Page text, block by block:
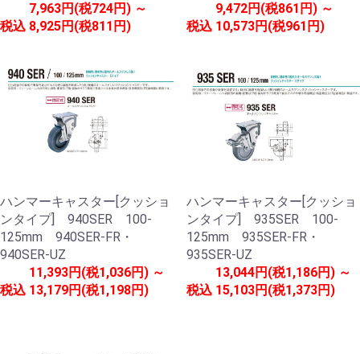
税込
7,963円(税724円) ～
8,925円(税811円)
税込
9,472円(税861円) ～
10,573円(税961円)
ハンマーキャスター[クッショ
ンタイプ] 940SER 100-
125mm 940SER-FR・
940SER-UZ
税込
11,393円(税1,036円) ～
13,179円(税1,198円)
ハンマーキャスター[クッショ
ンタイプ] 935SER 100-
125mm 935SER-FR・
935SER-UZ
税込
13,044円(税1,186円) ～
15,103円(税1,373円)